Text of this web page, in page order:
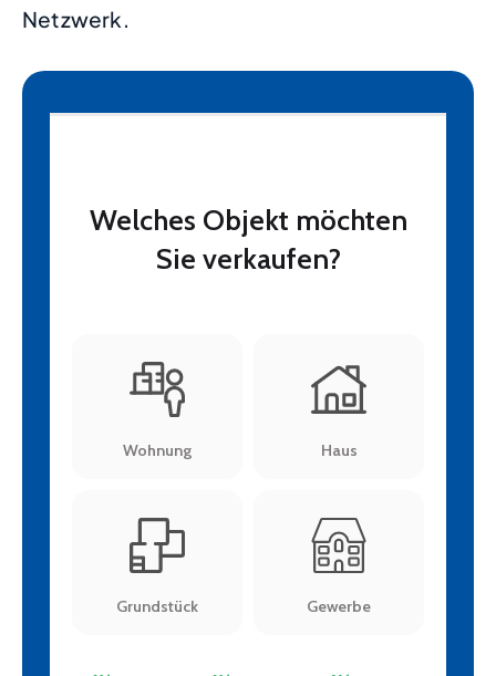
Netzwerk.